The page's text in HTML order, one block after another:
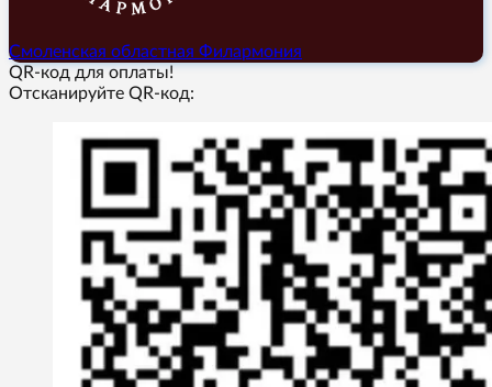
Смоленская областная Филармония
QR-код для оплаты!
Отсканируйте QR-код: